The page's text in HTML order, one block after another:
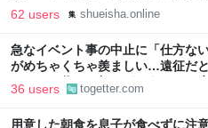
言われた“芸能人ならではの事情” |
62 users shueisha.online
急なイベント事の中止に「仕方な
がめちゃくちゃ羨ましい…遠征だ
とホテル代』の怒りがどうしても先
36 users togetter.com
用意した朝食を息子が食べずに注